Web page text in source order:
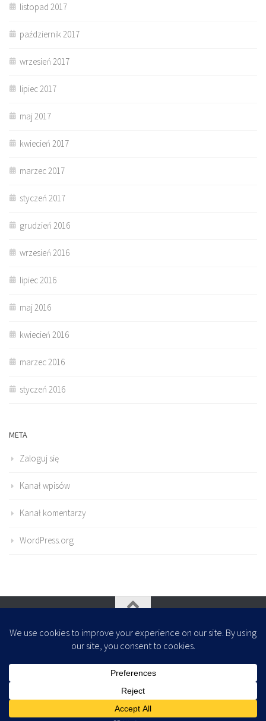
listopad 2017
październik 2017
wrzesień 2017
lipiec 2017
maj 2017
kwiecień 2017
marzec 2017
styczeń 2017
grudzień 2016
wrzesień 2016
lipiec 2016
maj 2016
kwiecień 2016
marzec 2016
styczeń 2016
META
Zaloguj się
Kanał wpisów
Kanał komentarzy
WordPress.org
- Zaprojektowany z